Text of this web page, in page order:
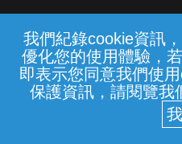
我們紀錄cookie資訊
優化您的使用體驗，
即表示您同意我們使
保護資訊，請閱覽我
常見問題 線上客服
中華電信股份有限
(統一編號：